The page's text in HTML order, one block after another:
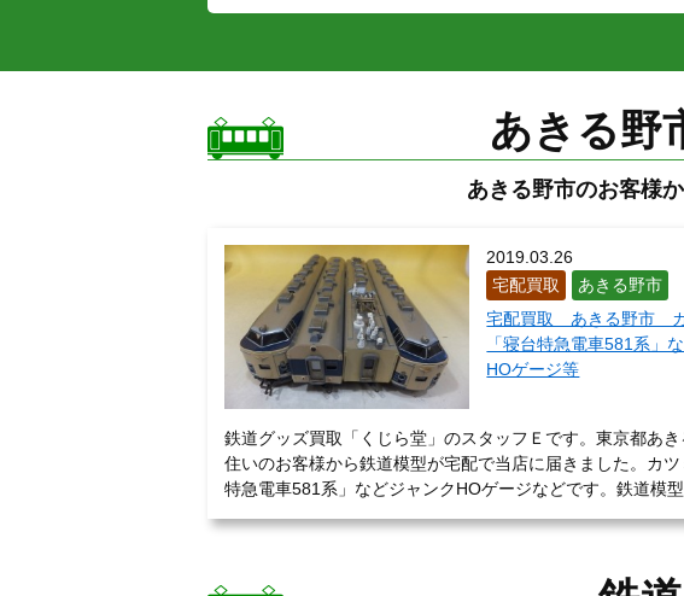
あきる野
あきる野市のお客様
2019.03.26
宅配買取
あきる野市
宅配買取 あきる野市
「寝台特急電車581系」
HOゲージ等
鉄道グッズ買取「くじら堂」のスタッフＥです。東京都あ
住いのお客様から鉄道模型が宅配で当店に届きました。カ
特急電車581系」などジャンクHOゲージなどです。鉄道模型